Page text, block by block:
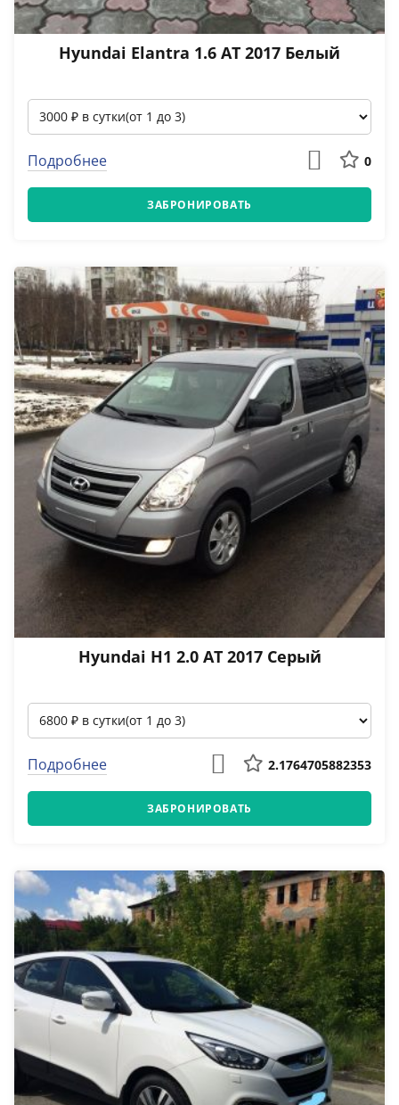
Hyundai Elantra 1.6 АТ 2017 Белый
Подробнее 0
ЗАБРОНИРОВАТЬ
Hyundai H1 2.0 АТ 2017 Серый
Подробнее 2.1764705882353
ЗАБРОНИРОВАТЬ